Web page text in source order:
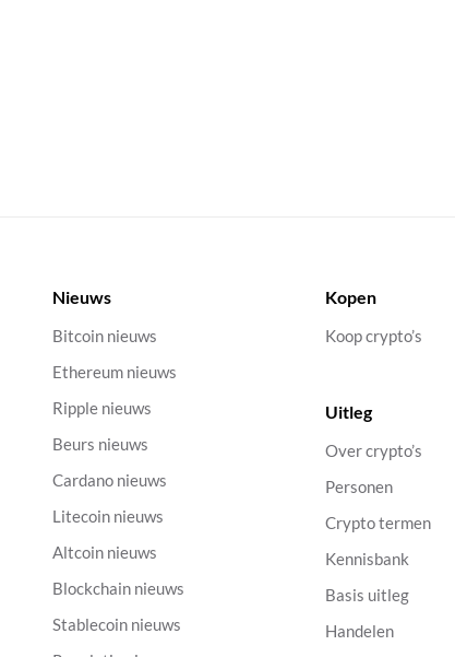
Nieuws
Bitcoin nieuws
Ethereum nieuws
Ripple nieuws
Beurs nieuws
Cardano nieuws
Litecoin nieuws
Altcoin nieuws
Blockchain nieuws
Stablecoin nieuws
Kopen
Koop crypto’s
Uitleg
Over crypto’s
Personen
Crypto termen
Kennisbank
Basis uitleg
Handelen